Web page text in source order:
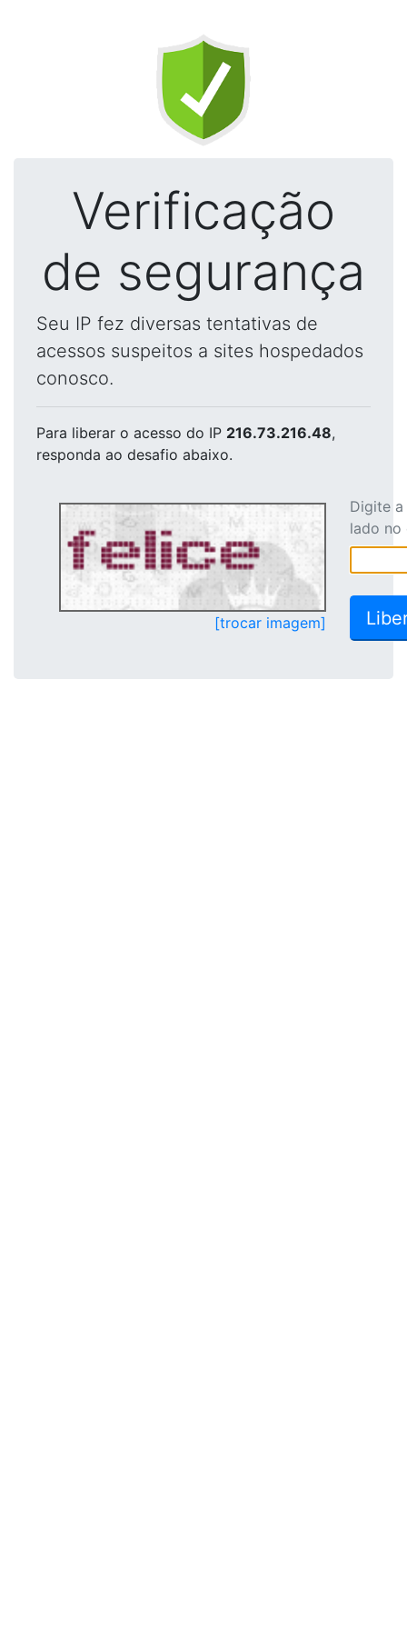
Verificação
de segurança
Seu IP fez diversas tentativas de
acessos suspeitos a sites hospedados
conosco.
Para liberar o acesso do IP 216.73.216.48,
responda ao desafio abaixo.
[trocar imagem]
Digite
lado no